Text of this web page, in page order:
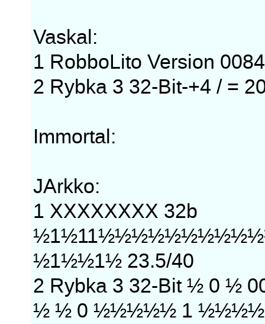
Vaskal:
1 RobboLito Version
2 Rybka 3 32-Bit-+4 / =
Immortal:
JArkko:
1 XXXXXXXX 32b
½1½½1½ 23.5/40
2 Rybka 3 32-Bit ½ 0
½ ½ 0 ½½½½½ 1